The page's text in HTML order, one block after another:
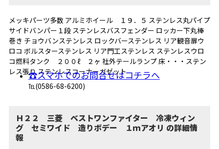
メッキパーツ多数 アルミホイール １９．５ ステンレス丸パイプ
サイドバンパー１段 ステンレスバスフェンダー ロッカー下丸棒
巻き チョウバンステンレス ロックバーステンレス リア観音扉ウ
ロコ ボルスターステンレス リア門工ステンレス ステンレスウロ
コ燃料タンク ２００ℓ ２ヶ 社外テールランプ 床・・・ステン
レス張り ステンレスコーナーガゼット
☎スマホでのお問合せはコチラへ
℡(0586-68-6200)
Ｈ２２ 三菱 ベストワンファイター 冷凍ウィン
グ セミワイド 造りボデー １ｍアオリ の詳細情
報